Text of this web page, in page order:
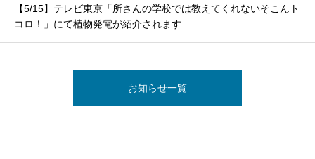
【5/15】テレビ東京「所さんの学校では教えてくれないそこんト
コロ！」にて植物発電が紹介されます
お知らせ一覧